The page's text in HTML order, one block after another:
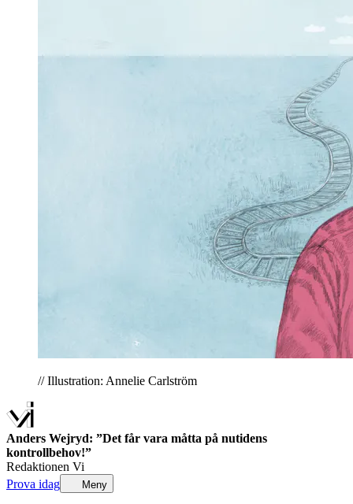
// Illustration: Annelie Carlström
Anders Wejryd: ”Det får vara måtta på nutidens
kontrollbehov!”
Redaktionen Vi
Prova idag
Meny